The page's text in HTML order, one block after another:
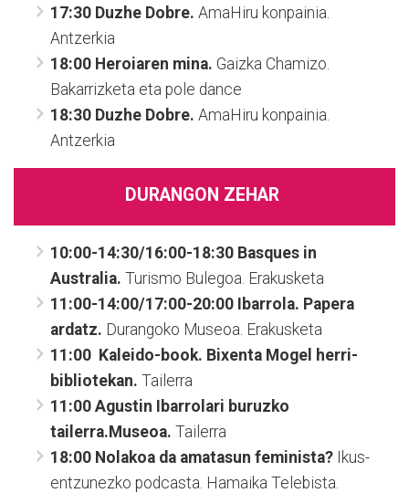
17:30 Duzhe Dobre. AmaHiru konpainia.
Antzerkia
18:00 Heroiaren mina. Gaizka Chamizo.
Bakarrizketa eta pole dance
18:30 Duzhe Dobre. AmaHiru konpainia.
Antzerkia
DURANGON ZEHAR
10:00-14:30/16:00-18:30 Basques in
Australia. Turismo Bulegoa. Erakusketa
11:00-14:00/17:00-20:00 Ibarrola. Papera
ardatz. Durangoko Museoa. Erakusketa
11:00 Kaleido-book. Bixenta Mogel herri-
bibliotekan. Tailerra
11:00 Agustin Ibarrolari buruzko
tailerra.Museoa. Tailerra
18:00 Nolakoa da amatasun feminista? Ikus-
entzunezko podcasta. Hamaika Telebista.